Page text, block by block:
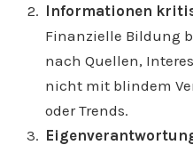
Informationen
Finanzielle Bildung
nach Quellen,
nicht mit blindem
oder Trends.